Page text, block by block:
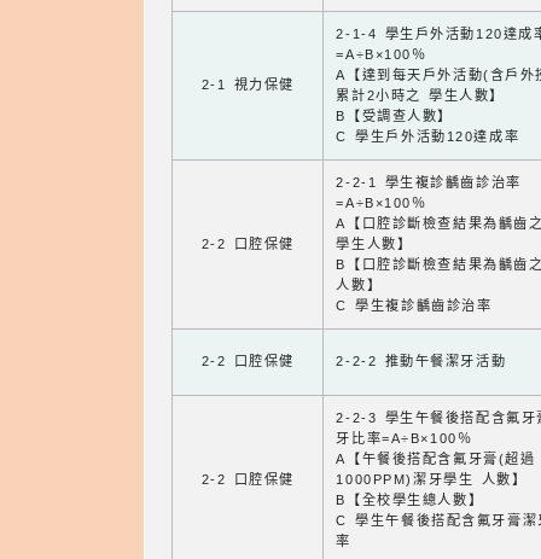
2-1 視力保健
2-1-4 學生戶外活動120達成
=A÷B×100％
A【達到每天戶外活動(含戶外
累計2小時之 學生人數】
B【受調查人數】
C 學生戶外活動120達成率
2-2 口腔保健
2-2-1 學生複診齲齒診治率
=A÷B×100％
A【口腔診斷檢查結果為齲齒
學生人數】
B【口腔診斷檢查結果為齲齒
人數】
C 學生複診齲齒診治率
2-2 口腔保健 2-2-2 推動午餐潔牙活動
2-2 口腔保健
2-2-3 學生午餐後搭配含氟牙
牙比率=A÷B×100％
A【午餐後搭配含氟牙膏(超過
1000PPM)潔牙學生 人數】
B【全校學生總人數】
C 學生午餐後搭配含氟牙膏潔
率